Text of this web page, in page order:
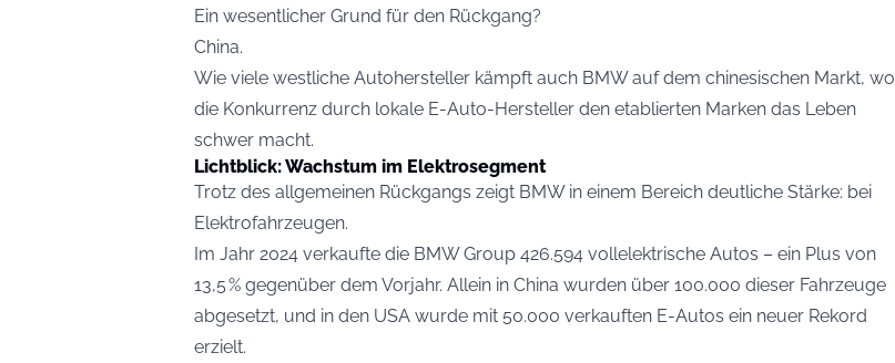
Ein wesentlicher Grund für den Rückgang?
China.
Wie viele westliche Autohersteller kämpft auch BMW auf dem chinesischen Markt, wo
die Konkurrenz durch lokale E-Auto-Hersteller den etablierten Marken das Leben
schwer macht.
Lichtblick: Wachstum im Elektrosegment
Trotz des allgemeinen Rückgangs zeigt BMW in einem Bereich deutliche Stärke: bei
Elektrofahrzeugen.
Im Jahr 2024 verkaufte die BMW Group 426.594 vollelektrische Autos – ein Plus von
13,5 % gegenüber dem Vorjahr. Allein in China wurden über 100.000 dieser Fahrzeuge
abgesetzt, und in den USA wurde mit 50.000 verkauften E-Autos ein neuer Rekord
erzielt.